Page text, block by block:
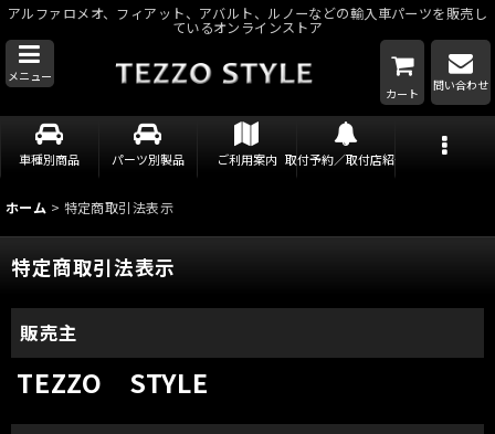
アルファロメオ、フィアット、アバルト、ルノーなどの輸入車パーツを販売し
ているオンラインストア
メニュー
カート
問い合わせ
車種別商品 パーツ別製品 ご利用案内 取付予約／取付店紹介
ホーム > 特定商取引法表示
特定商取引法表示
販売主
TEZZO STYLE